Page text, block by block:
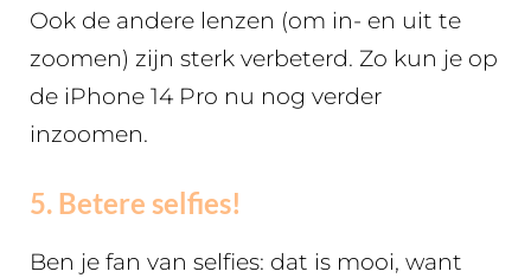
Ook de andere lenzen (om in- en uit te
zoomen) zijn sterk verbeterd. Zo kun je op
de iPhone 14 Pro nu nog verder
inzoomen.
5. Betere selfies!
Ben je fan van selfies: dat is mooi, want